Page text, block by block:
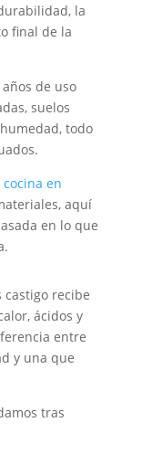
la
final de la
de uso
suelos
todo
en
aquí
en lo que
castigo recibe
ácidos y
entre
y una que
tras